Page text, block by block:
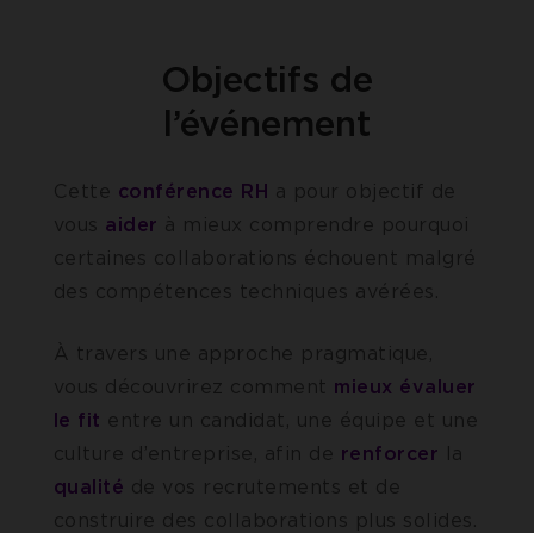
Objectifs de
l’événement
Cette conférence RH a pour objectif de
vous aider à mieux comprendre pourquoi
certaines collaborations échouent malgré
des compétences techniques avérées.
À travers une approche pragmatique,
vous découvrirez comment mieux évaluer
le fit entre un candidat, une équipe et une
culture d’entreprise, afin de renforcer la
qualité de vos recrutements et de
construire des collaborations plus solides.